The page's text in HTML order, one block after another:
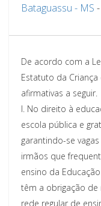
Bataguassu - MS -
De acordo com a
Estatuto da
afirmativas a seguir.
I. No direito à
escola pública e
garantindo-se
irmãos que
ensino da
têm a obrigação de
rede regular de